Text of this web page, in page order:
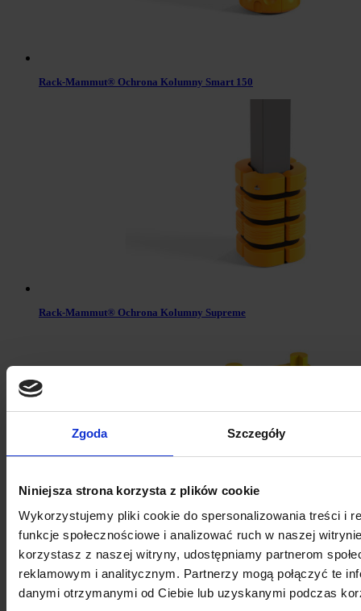
Zgoda Szczegóły
Niniejsza strona korzysta z plików cookie
Wykorzystujemy pliki cookie do spersonalizowania treści i
funkcje społecznościowe i analizować ruch w naszej
korzystasz z naszej witryny, udostępniamy partnerom
reklamowym i analitycznym. Partnerzy mogą połączyć te
danymi otrzymanymi od Ciebie lub uzyskanymi podczas
Rack-Mammut® Ochrona Kolumny Smart 150
Rack-Mammut® Ochrona Kolumny Supreme
Rack-Mammut® Ochrona Kolumny Universal